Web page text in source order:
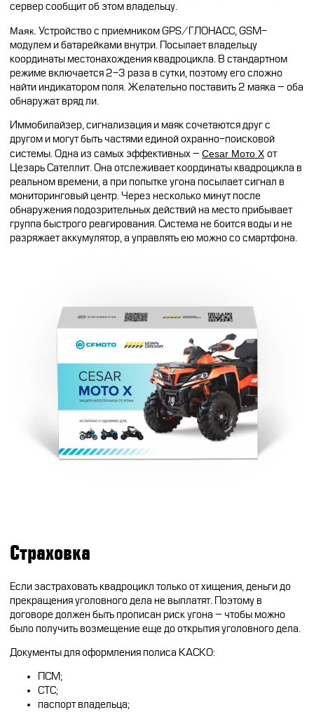
сервер сообщит об этом владельцу.
Маяк. Устройство с приемником GPS/ГЛОНАСС, GSM-
модулем и батарейками внутри. Посылает владельцу
координаты местонахождения квадроцикла. В стандартном
режиме включается 2-3 раза в сутки, поэтому его сложно
найти индикатором поля. Желательно поставить 2 маяка – оба
обнаружат вряд ли.
Иммобилайзер, сигнализация и маяк сочетаются друг с
другом и могут быть частями единой охранно-поисковой
системы. Одна из самых эффективных – Cesar Мото Х от
Цезарь Сателлит. Она отслеживает координаты квадроцикла в
реальном времени, а при попытке угона посылает сигнал в
мониторинговый центр.Через несколько минут после
обнаружения подозрительных действий на место прибывает
группа быстрого реагирования. Система не боится воды и не
разряжает аккумулятор, а управлять ею можно со смартфона.
Страховка
Если застраховать квадроцикл только от хищения, деньги до
прекращения уголовного дела не выплатят. Поэтому в
договоре должен быть прописан риск угона – чтобы можно
было получить возмещение еще до открытия уголовного дела.
Документы для оформления полиса КАСКО:
ПСМ;
СТС;
паспорт владельца;